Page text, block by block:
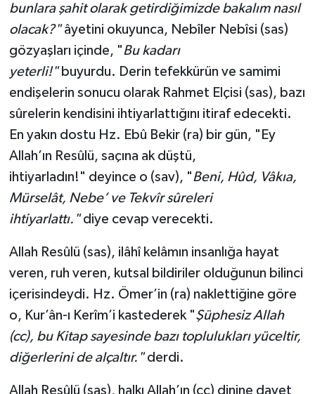
bunlara şahit olarak getirdiğimizde bakalım nasıl
olacak?"âyetini okuyunca, Nebîler Nebîsi (sas)
gözyaşları içinde, "Bu kadarı
yeterli!"buyurdu. Derin tefekkürün ve samimi
endişelerin sonucu olarak Rahmet Elçisi (sas), bazı
sûrelerin kendisini ihtiyarlattığını itiraf edecekti.
En yakın dostu Hz. Ebû Bekir (ra) bir gün, "Ey
Allah’ın Resûlü, saçına ak düştü,
ihtiyarladın!" deyince o (sav), "Beni, Hûd, Vâkıa,
Mürselât, Nebe’ ve Tekvîr sûreleri
ihtiyarlattı."diye cevap verecekti.
Allah Resûlü (sas), ilâhî kelâmın insanlığa hayat
veren, ruh veren, kutsal bildiriler olduğunun bilinci
içerisindeydi. Hz. Ömer’in (ra) naklettiğine göre
o, Kur’ân-ı Kerîm’i kastederek "Şüphesiz Allah
(cc), bu Kitap sayesinde bazı toplulukları yüceltir,
diğerlerini de alçaltır."derdi.
Allah Resûlü (sas), halkı Allah’ın (cc) dinine davet